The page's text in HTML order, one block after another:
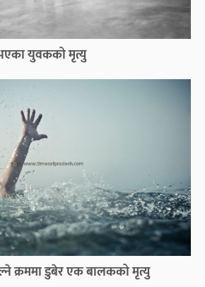
युवकको मृत्यु
क्रममा डुबेर एक बालकको मृत्यु